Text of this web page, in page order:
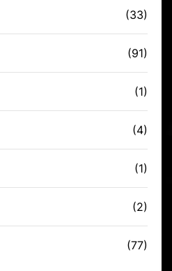
(33)
(91)
(1)
(4)
(1)
(2)
(77)